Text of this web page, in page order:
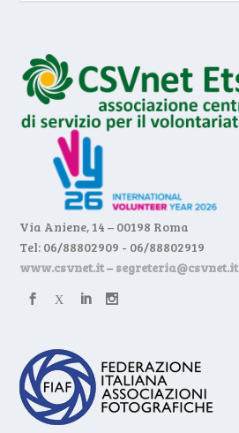
Via Aniene, 14 – 00198 Roma
Tel: 06/88802909 - 06/88802919
www.csvnet.it– segreteria@csvnet.it